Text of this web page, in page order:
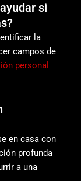
si
la
campos de
personal
en casa con
profunda
a una